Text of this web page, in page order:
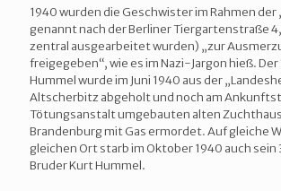
1940 wurden die Geschwister im Rahmen der
genannt nach der Berliner Tiergartenstraße 4,
zentral ausgearbeitet wurden) „zur
freigegeben“, wie es im Nazi-Jargon hieß.
Hummel wurde im Juni 1940 aus der
Altscherbitz abgeholt und noch am
Tötungsanstalt umgebauten alten
Brandenburg mit Gas ermordet. Auf gleiche
gleichen Ort starb im Oktober 1940 auch
Bruder Kurt Hummel.